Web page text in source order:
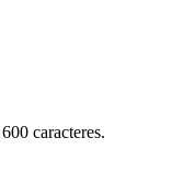
caracteres.